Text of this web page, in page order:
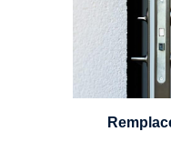
choisir et
leviers,